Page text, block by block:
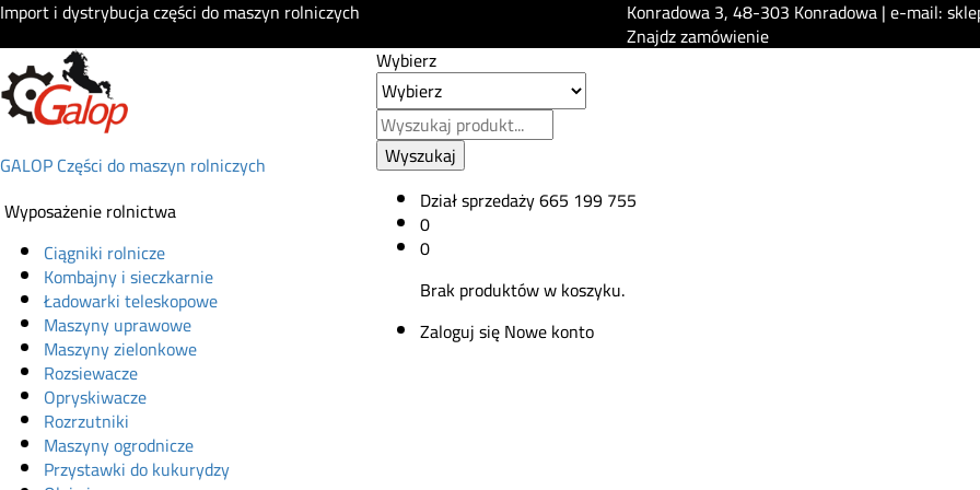
Import i dystrybucja części do maszyn rolniczych Konradowa 3, 48-303 Konradowa | e-mail:
Znajdz zamówienie
GALOP Części do maszyn rolniczych
Wyposażenie rolnictwa
Ciągniki rolnicze
Kombajny i sieczkarnie
Ładowarki teleskopowe
Maszyny uprawowe
Maszyny zielonkowe
Rozsiewacze
Opryskiwacze
Rozrzutniki
Maszyny ogrodnicze
Przystawki do kukurydzy
Wybierz
Wyszukaj
Dział sprzedaży665 199 755
0
0
Brak produktów w koszyku.
Zaloguj sięNowe konto